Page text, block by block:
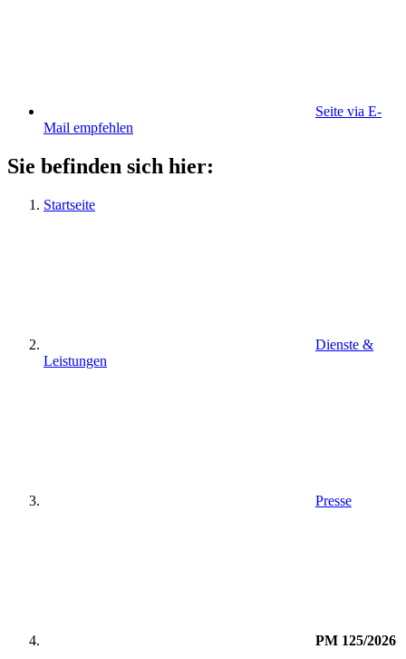
Seite via E-
Mail empfehlen
Sie befinden sich hier:
Startseite
Dienste &
Leistungen
Presse
PM 125/2026